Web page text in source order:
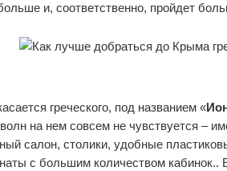
и, соответственно, пройдет
греческого, под названием «
на нем совсем не чувствуется –
салон, столики, удобные
с большим количеством кабинок..